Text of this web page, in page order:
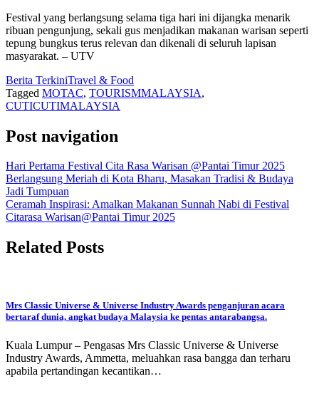
Festival yang berlangsung selama tiga hari ini dijangka menarik
ribuan pengunjung, sekali gus menjadikan makanan warisan seperti
tepung bungkus terus relevan dan dikenali di seluruh lapisan
masyarakat. – UTV
Berita TerkiniTravel & Food
Tagged MOTAC, TOURISMMALAYSIA,
CUTICUTIMALAYSIA
Post navigation
Hari Pertama Festival Cita Rasa Warisan @Pantai Timur 2025
Berlangsung Meriah di Kota Bharu, Masakan Tradisi & Budaya
Jadi Tumpuan
Ceramah Inspirasi: Amalkan Makanan Sunnah Nabi di Festival
Citarasa Warisan@Pantai Timur 2025
Related Posts
Mrs Classic Universe & Universe Industry Awards penganjuran acara
bertaraf dunia, angkat budaya Malaysia ke pentas antarabangsa.
Kuala Lumpur – Pengasas Mrs Classic Universe & Universe
Industry Awards, Ammetta, meluahkan rasa bangga dan terharu
apabila pertandingan kecantikan…